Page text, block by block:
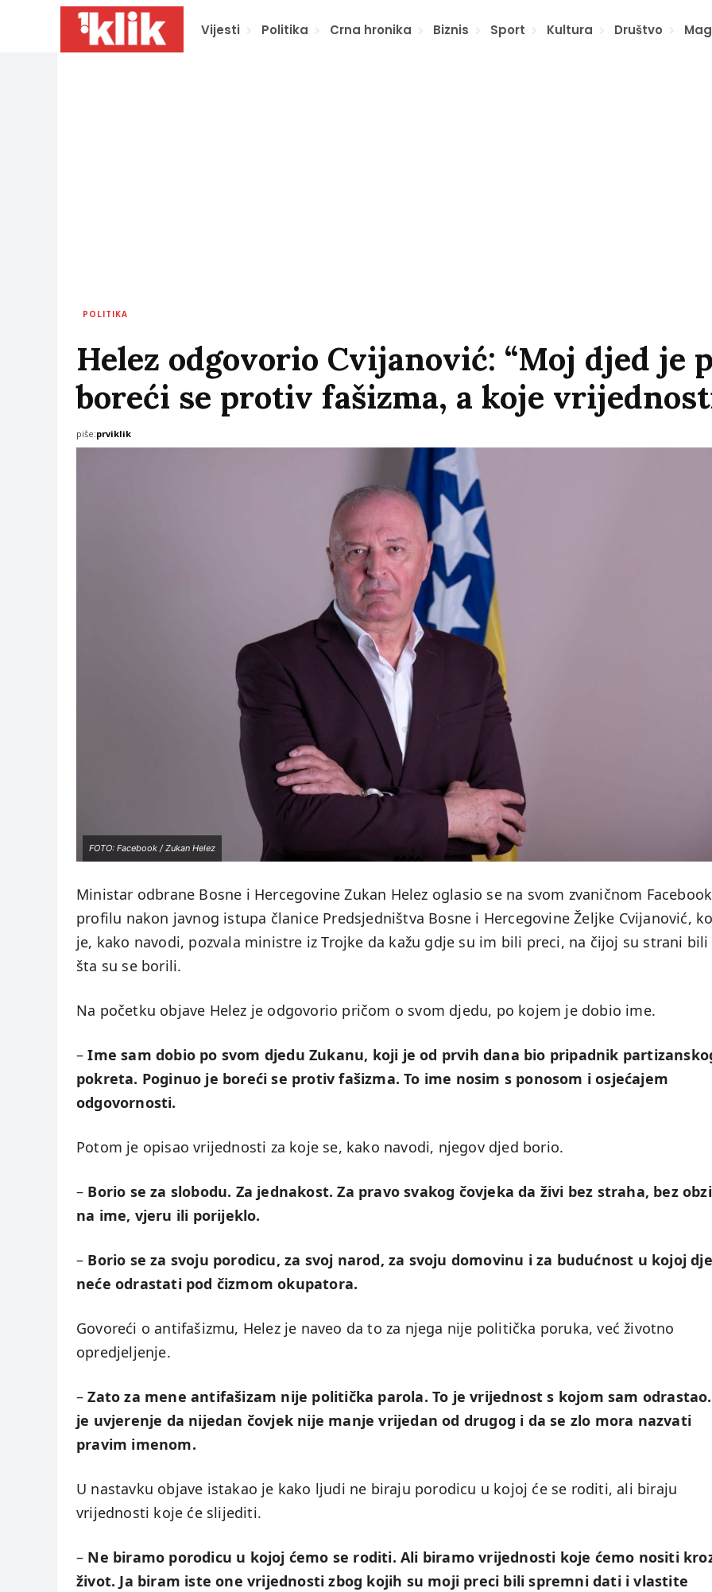
Vijesti Politika Crna hronika Biznis Sport Kultura Društvo
POLITIKA
Helez odgovorio Cvijanović: “Moj djed je
boreći se protiv fašizma, a koje
piše:prviklik
FOTO: Facebook / Zukan Helez
Ministar odbrane Bosne i Hercegovine Zukan Helez oglasio se na svom zvaničnom Facebook
profilu nakon javnog istupa članice Predsjedništva Bosne i Hercegovine Željke Cvijanović,
je, kako navodi, pozvala ministre iz Trojke da kažu gdje su im bili preci, na čijoj su strani bili
šta su se borili.
Na početku objave Helez je odgovorio pričom o svom djedu, po kojem je dobio ime.
–Ime sam dobio po svom djedu Zukanu, koji je od prvih dana bio pripadnik
pokreta. Poginuo je boreći se protiv fašizma. To ime nosim s ponosom i osjećajem
odgovornosti.
Potom je opisao vrijednosti za koje se, kako navodi, njegov djed borio.
– Borio se za slobodu. Za jednakost. Za pravo svakog čovjeka da živi bez straha, bez
na ime, vjeru ili porijeklo.
– Borio se za svoju porodicu, za svoj narod, za svoju domovinu i za budućnost u kojoj
neće odrastati pod čizmom okupatora.
Govoreći o antifašizmu, Helez je naveo da to za njega nije politička poruka, već životno
opredjeljenje.
–Zato za mene antifašizam nije politička parola. To je vrijednost s kojom sam odrastao.
je uvjerenje da nijedan čovjek nije manje vrijedan od drugog i da se zlo mora nazvati
pravim imenom.
U nastavku objave istakao je kako ljudi ne biraju porodicu u kojoj će se roditi, ali biraju
vrijednosti koje će slijediti.
– Ne biramo porodicu u kojoj ćemo se roditi. Ali biramo vrijednosti koje ćemo nositi
život. Ja biram iste one vrijednosti zbog kojih su moji preci bili spremni dati i vlastite